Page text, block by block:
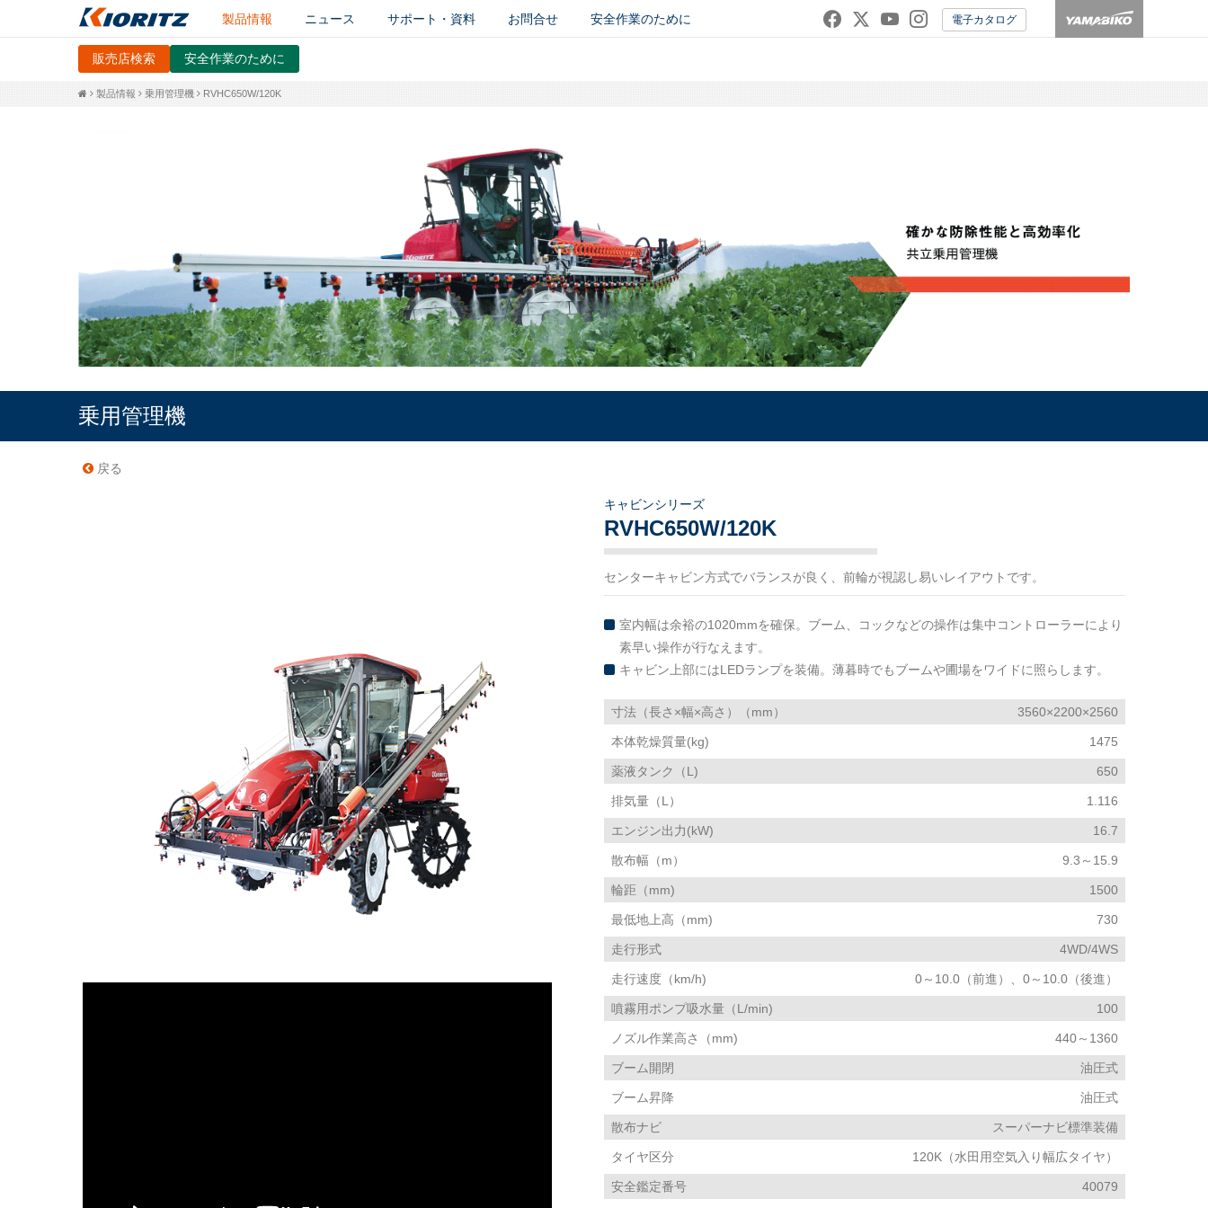
製品情報 ニュース サポート・資料 お問合せ 安全作業のために 電子カタログ
販売店検索 安全作業のために
製品情報 乗用管理機 RVHC650W/120K
乗用管理機
戻る
キャビンシリーズ
RVHC650W/120K
センターキャビン方式でバランスが良く、前輪が視認し易いレイアウトです。
室内幅は余裕の1020mmを確保。ブーム、コックなどの操作は集中コントローラーにより
素早い操作が行なえます。
キャビン上部にはLEDランプを装備。薄暮時でもブームや圃場をワイドに照らします。
寸法（長さ×幅×高さ）（mm） 3560×2200×2560
本体乾燥質量(kg) 1475
薬液タンク（L) 650
排気量（L） 1.116
エンジン出力(kW) 16.7
散布幅（m） 9.3～15.9
輪距（mm) 1500
最低地上高（mm) 730
走行形式 4WD/4WS
走行速度（km/h) 0～10.0（前進）、0～10.0（後進）
噴霧用ポンプ吸水量（L/min) 100
ノズル作業高さ（mm) 440～1360
ブーム開閉 油圧式
ブーム昇降 油圧式
散布ナビ スーパーナビ標準装備
タイヤ区分 120K（水田用空気入り幅広タイヤ）
安全鑑定番号 40079